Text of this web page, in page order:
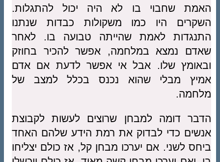
האמת שחבוי בו לא היה יכול להתגלות.
השקרים היו כמו משקולות כבדות שנתנו
התנגדות לאמת שהייתה טבועה בו. לאחר
שאדם נמצא במלחמה, אפשר להכיר בחוזק
ובאומץ שלו. אבל אי אפשר לדעת אם אדם
אמיץ מבלי שהוא נכנס בכלל למצב של
מלחמה.
הדבר דומה למבחן שרוצים לעשות לקבוצת
אנשים כדי לבדוק את רמת הידע שלהם האחד
ביחס לשני. אם יערכו מבחן קל, אז כולם יצליחו